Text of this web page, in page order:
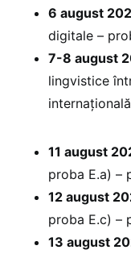
6 august
digitale –
7-8 august
lingvistice
11 august
proba E.a) –
12 august
proba E.c) –
13 august